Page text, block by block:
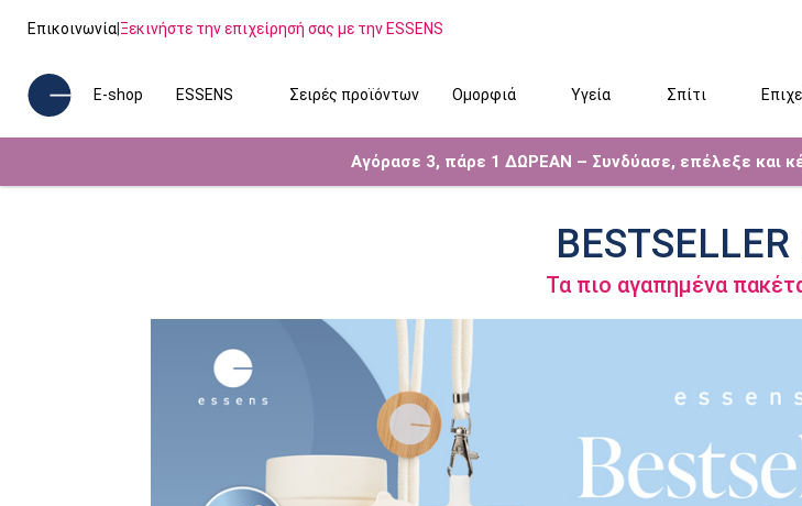
Επικοινωνία|Ξεκινήστε την επιχείρησή σας με την ESSENS
E-shop ESSENS Σειρές προϊόντων Ομορφιά Υγεία Σπίτι
Αγόρασε 3, πάρε 1 ΔΩΡΕΑΝ – Συνδύασε, επέλεξε και
Τα πιο αγαπημένα